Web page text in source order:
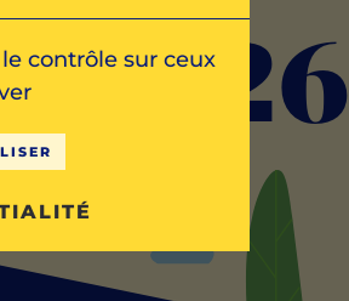
contrôle sur ceux
2026